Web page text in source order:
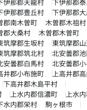
伊那郡天龍村
下伊那郡
伊那郡豊丘村
下伊那郡
郡南木曽町
木曽郡木祖村
郡大桑村
木曽郡木曽町
筑摩郡生坂村
東筑摩郡
筑摩郡筑北村
北安曇郡
安曇郡白馬村
北安曇郡
井郡小布施町
上高井郡
下高井郡木島平村
上水内郡信濃町
上水
水内郡栄村 駒ヶ根市